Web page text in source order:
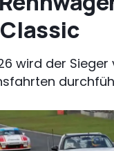
wird der Sieger